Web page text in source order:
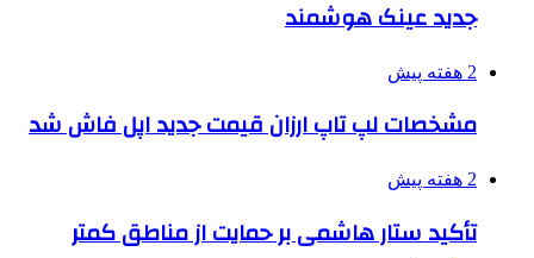
جدید عینک هوشمند
2 هفته پیش
مشخصات لپ تاپ ارزان قیمت جدید اپل فاش شد
2 هفته پیش
تأکید ستار هاشمی بر حمایت از مناطق کمتر